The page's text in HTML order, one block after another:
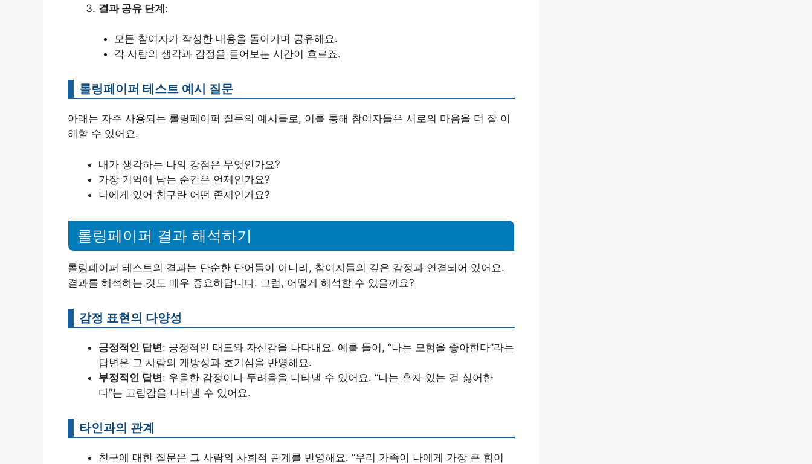
결과 공유 단계:
모든 참여자가 작성한 내용을 돌아가며 공유해요.
각 사람의 생각과 감정을 들어보는 시간이 흐르죠.
롤링페이퍼 테스트 예시 질문
아래는 자주 사용되는 롤링페이퍼 질문의 예시들로, 이를 통해 참여자들은 서로의 마음을 더 잘 이
해할 수 있어요.
내가 생각하는 나의 강점은 무엇인가요?
가장 기억에 남는 순간은 언제인가요?
나에게 있어 친구란 어떤 존재인가요?
롤링페이퍼 결과 해석하기
롤링페이퍼 테스트의 결과는 단순한 단어들이 아니라, 참여자들의 깊은 감정과 연결되어 있어요.
결과를 해석하는 것도 매우 중요하답니다. 그럼, 어떻게 해석할 수 있을까요?
감정 표현의 다양성
긍정적인 답변: 긍정적인 태도와 자신감을 나타내요. 예를 들어, “나는 모험을 좋아한다”라는
답변은 그 사람의 개방성과 호기심을 반영해요.
부정적인 답변: 우울한 감정이나 두려움을 나타낼 수 있어요. “나는 혼자 있는 걸 싫어한
다”는 고립감을 나타낼 수 있어요.
타인과의 관계
친구에 대한 질문은 그 사람의 사회적 관계를 반영해요. “우리 가족이 나에게 가장 큰 힘이